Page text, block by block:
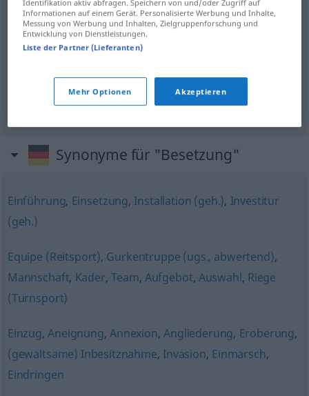
ocupaciónf Besetzung eines Hauses
f Besetzung(≈ das Einmarschieren)
Synonyme für "Besetzung"
Einführung, Einsetzung, Installation (geh.), Investitur
(geh.)
Equipe (Reitsport), Gurkentruppe (ugs., abwertend),
Mannschaft, Kader,Team, Aufgebot, Auswahl, Riege
(Turnsport)
Einzug,Aneignung,Annexion,Angliederung, Eroberung,
(gewaltsame) Inbesitznahme, Invasion, Einmarsch,
Eindringen
Identifikation aktiv abfragen. Speichern von und/oder Zugriff auf
Informationen auf einem Gerät. Personalisierte Werbung und Inhalte,
Messung von Werbung und Inhalten, Zielgruppenforschung und
Entwicklung von Dienstleistungen.
Liste der Partner (Lieferanten)
Mehr Optionen Akzeptieren